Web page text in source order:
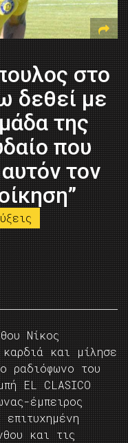
στο
δεθεί με
της
που
τον
Νίκος
και μίλησε
ραδιόφωνο του
EL CLASICO
έμπειρος
και τις